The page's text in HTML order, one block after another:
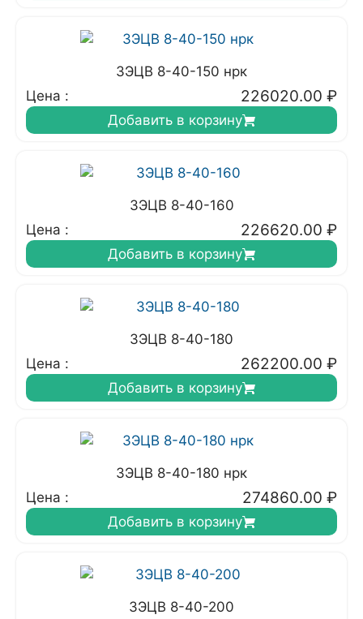
3ЭЦВ 8-40-150 нрк
Цена :
226020.00 ₽
Добавить в корзину
3ЭЦВ 8-40-160
Цена :
226620.00 ₽
Добавить в корзину
3ЭЦВ 8-40-180
Цена :
262200.00 ₽
Добавить в корзину
3ЭЦВ 8-40-180 нрк
Цена :
274860.00 ₽
Добавить в корзину
3ЭЦВ 8-40-200